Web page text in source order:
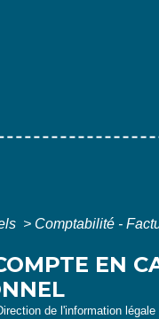
> Comptabilité -
EN
de l'information